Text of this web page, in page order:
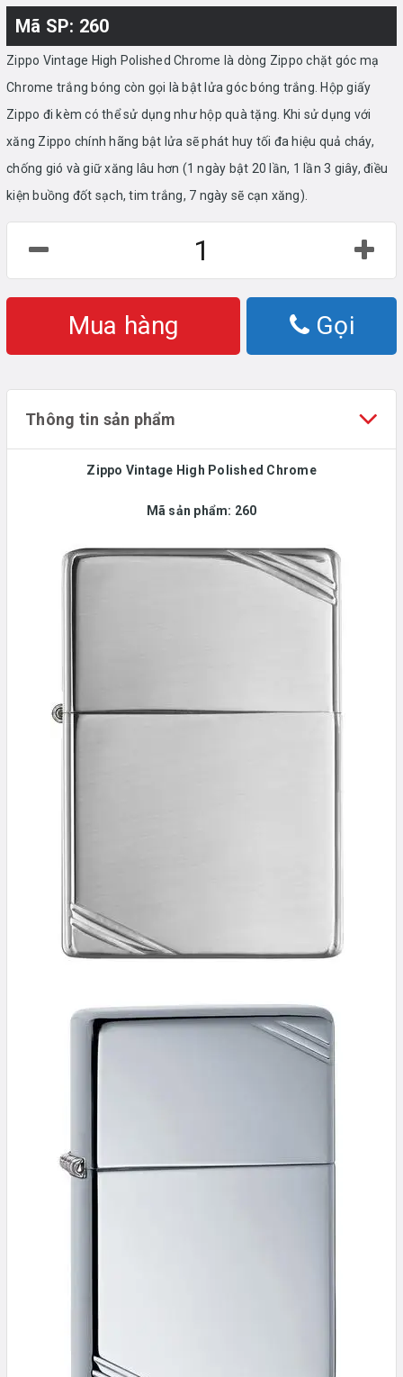
Mã SP: 260
Zippo Vintage High Polished Chrome là dòng Zippo chặt góc mạ
Chrome trắng bóng còn gọi là bật lửa góc bóng trắng. Hộp giấy
Zippo đi kèm có thể sử dụng như hộp quà tặng. Khi sử dụng với
xăng Zippo chính hãng bật lửa sẽ phát huy tối đa hiệu quả cháy,
chống gió và giữ xăng lâu hơn (1 ngày bật 20 lần, 1 lần 3 giây, điều
kiện buồng đốt sạch, tim trắng, 7 ngày sẽ cạn xăng).
Mua hàng Gọi
Thông tin sản phẩm
Zippo Vintage High Polished Chrome
Mã sản phẩm: 260